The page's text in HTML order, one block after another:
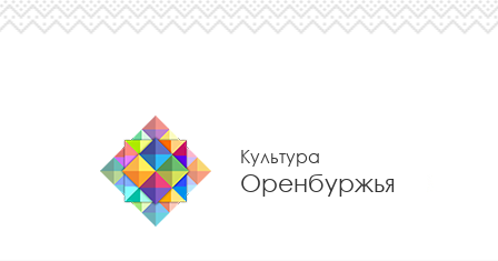
Культура
Оренбуржья